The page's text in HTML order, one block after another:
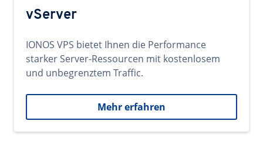
vServer
IONOS VPS bietet Ihnen die Performance
starker Server-Ressourcen mit kostenlosem
und unbegrenztem Traffic.
Mehr erfahren